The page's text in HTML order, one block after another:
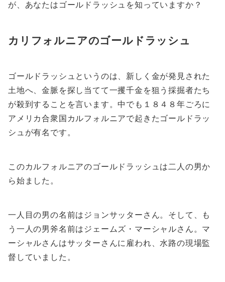
が、あなたはゴールドラッシュを知っていますか？
カリフォルニアのゴールドラッシュ
ゴールドラッシュというのは、新しく金が発見された
土地へ、金脈を探し当てて一攫千金を狙う採掘者たち
が殺到することを言います。中でも１８４８年ごろに
アメリカ合衆国カルフォルニアで起きたゴールドラッ
シュが有名です。
このカルフォルニアのゴールドラッシュは二人の男か
ら始ました。
一人目の男の名前はジョンサッターさん。そして、も
う一人の男斧名前はジェームズ・マーシャルさん。マ
ーシャルさんはサッターさんに雇われ、水路の現場監
督していました。